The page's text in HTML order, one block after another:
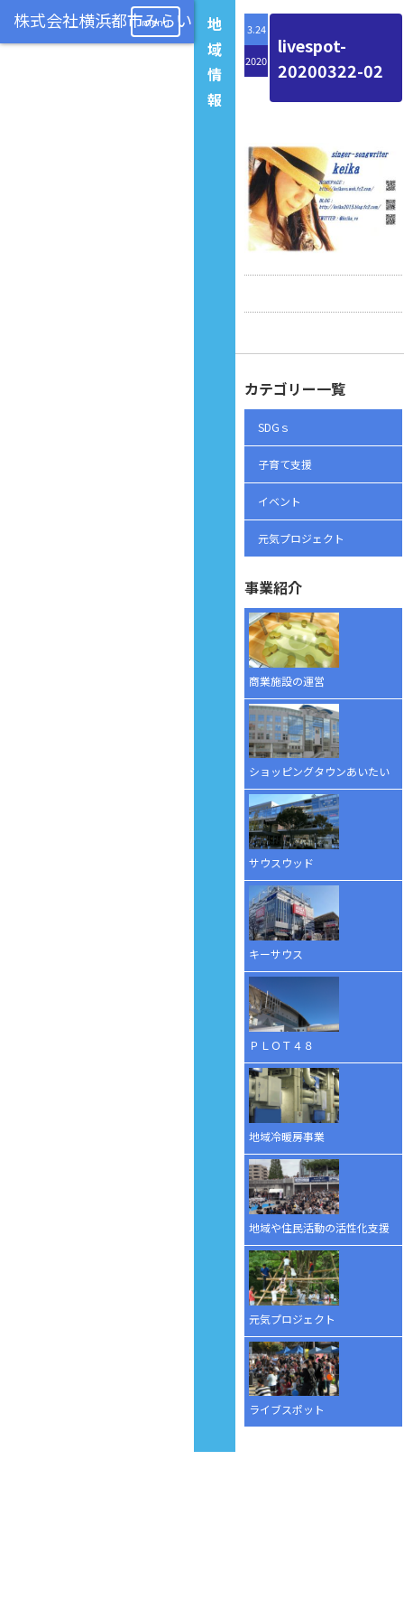
menu
地
域
情
報
3.24
2020
livespot-
20200322-02
カテゴリー一覧
SDGｓ
子育て支援
イベント
元気プロジェクト
事業紹介
商業施設の運営
ショッピングタウンあいたい
サウスウッド
キーサウス
ＰＬＯＴ４８
地域冷暖房事業
地域や住民活動の活性化支援
元気プロジェクト
ライブスポット